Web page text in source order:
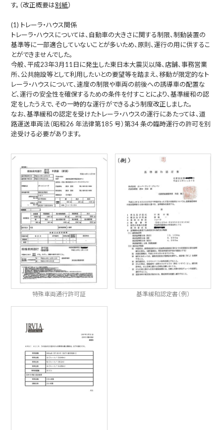
す。（改正概要は別紙）
(1) トレーラ・ハウス関係
トレーラ・ハウスについては、自動車の大きさに関する制限、制動装置の
基準等に一部適合していないことが多いため、原則、運行の用に供するこ
とができませんでした。
今般、平成23年3月11日に発生した東日本大震災以降、店舗、事務営業
所、公共施設等として利用したいとの要望等を踏まえ、移動が限定的なト
レーラ・ハウスについて、速度の制限や車両の前後への誘導車の配置な
ど、運行の安全性を確保するための条件を付すことにより、基準緩和の認
定をしたうえで、その一時的な運行ができるよう制度改正しました。
なお、基準緩和の認定を受けたトレーラ・ハウスの運行にあたっては、道
路運送車両法（昭和26 年法律第185 号）第34 条の臨時運行の許可を別
途受ける必要があります。
特殊車両通行許可証 基準緩和認定書（例）